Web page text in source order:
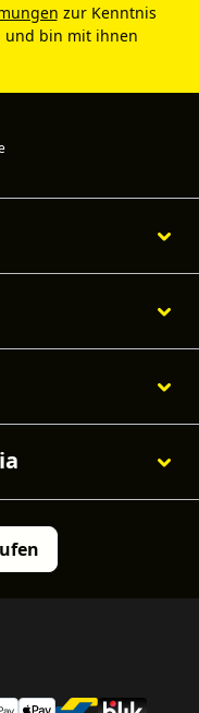
zur Kenntnis
und bin mit ihnen